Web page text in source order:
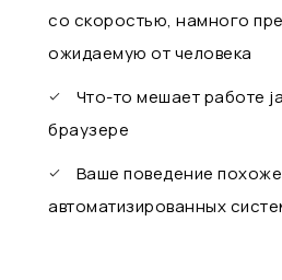
со скоростью, намного
ожидаемую от человека
Что-то мешает работе
браузере
Ваше поведение
автоматизированных